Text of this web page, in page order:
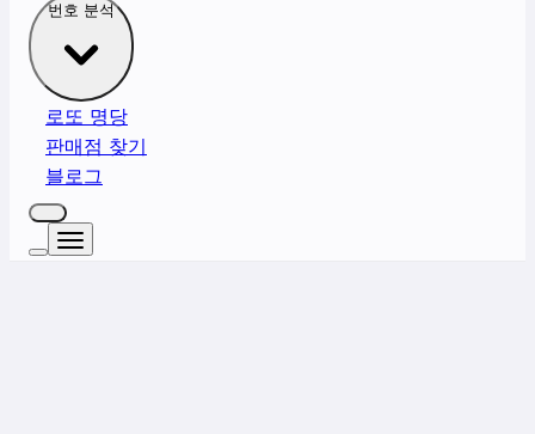
번호 분석
로또 명당
판매점 찾기
블로그